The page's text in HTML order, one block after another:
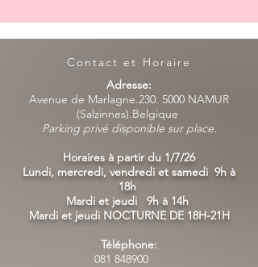
Contact et Horaire
Adresse:
Avenue de Marlagne.230. 5000 NAMUR
(Salzinnes).Belgique
Parking privé disponible sur place.
Horaires à partir du 1/7/26
Lundi, mercredi, vendredi et samedi 9h à
18h
Mardi et jeudi 9h à 14h
Mardi et jeudi NOCTURNE DE 18H-21H
Téléphone:
081 848900